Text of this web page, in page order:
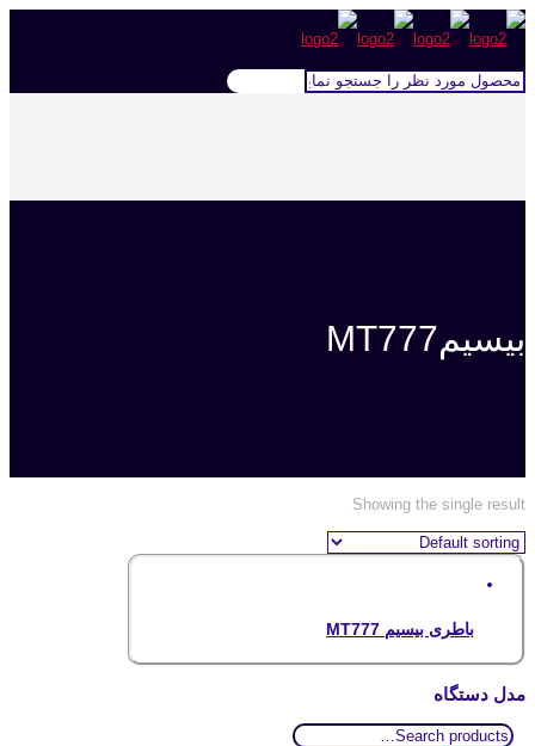
بیسیمMT777
Showing the single result
باطری بیسیم MT777
مدل دستگاه
Search